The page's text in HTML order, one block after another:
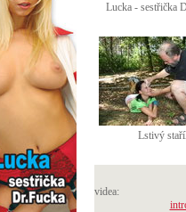
Lucka - sestřička
Lstivý
videa: